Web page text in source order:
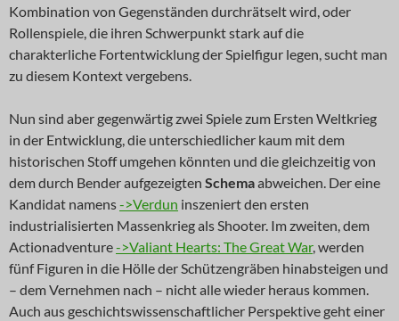
Kombination von Gegenständen durchrätselt wird, oder
Rollenspiele, die ihren Schwerpunkt stark auf die
charakterliche Fortentwicklung der Spielfigur legen, sucht man
zu diesem Kontext vergebens.
Nun sind aber gegenwärtig zwei Spiele zum Ersten Weltkrieg
in der Entwicklung, die unterschiedlicher kaum mit dem
historischen Stoff umgehen könnten und die gleichzeitig von
dem durch Bender aufgezeigten Schemaabweichen. Der eine
Kandidat namens->Verdun inszeniert den ersten
industrialisierten Massenkrieg als Shooter. Im zweiten, dem
Actionadventure->Valiant Hearts: The Great War, werden
fünf Figuren in die Hölle der Schützengräben hinabsteigen und
– dem Vernehmen nach – nicht alle wieder heraus kommen.
Auch aus geschichtswissenschaftlicher Perspektive geht einer